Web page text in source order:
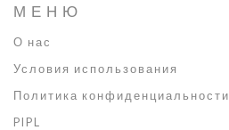
МЕНЮ
О нас
Условия использования
Политика конфиденциальности
PIPL